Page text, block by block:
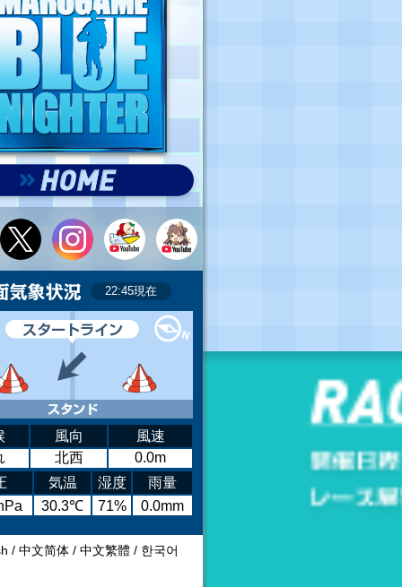
22:45現在
風向
風速
北西
0.0m
気温 湿度
雨量
30.3℃ 71% 0.0mm
/ 中文简体 / 中文繁體 / 한국어